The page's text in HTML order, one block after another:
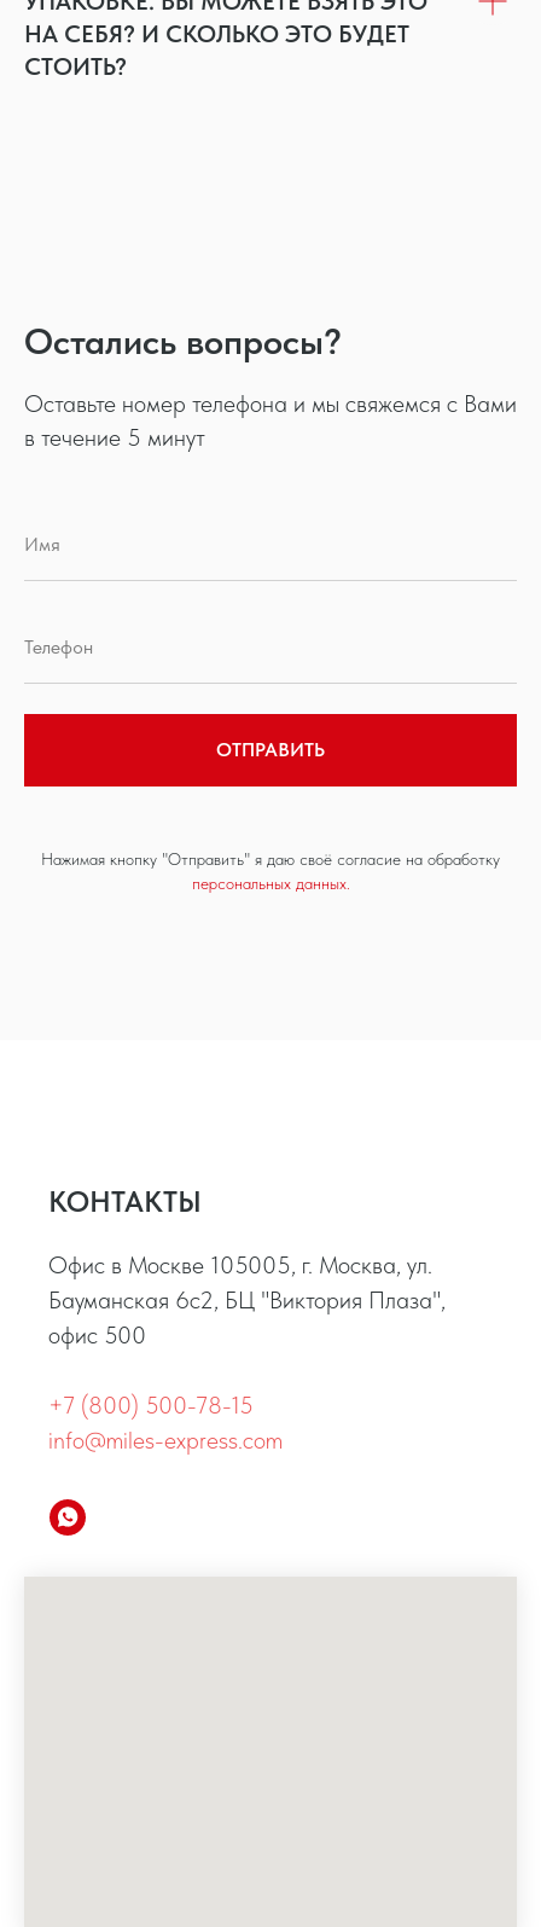
НА СЕБЯ? И СКОЛЬКО ЭТО БУДЕТ
СТОИТЬ?
Остались вопросы?
Оставьте номер телефона и мы свяжемся с Вами
в течение 5 минут
ОТПРАВИТЬ
Нажимая кнопку "Отправить" я даю своё согласие на обработку
персональных данных.
КОНТАКТЫ
Офис в Москве 105005, г. Москва, ул.
Бауманская 6с2, БЦ "Виктория Плаза",
офис 500
+7 (800) 500-78-15
info@miles-express.com